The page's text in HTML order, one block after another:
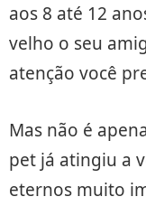
aos 8 até 12
velho o seu
atenção você
Mas não é
pet já atingiu a
eternos muito